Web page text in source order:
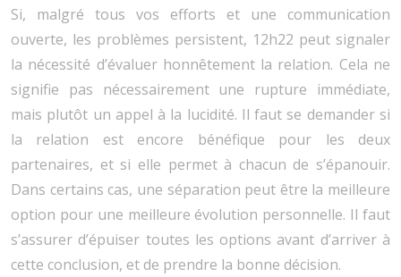
Si, malgré tous vos efforts et une communication
ouverte, les problèmes persistent, 12h22 peut signaler
la nécessité d’évaluer honnêtement la relation. Cela ne
signifie pas nécessairement une rupture immédiate,
mais plutôt un appel à la lucidité. Il faut se demander si
la relation est encore bénéfique pour les deux
partenaires, et si elle permet à chacun de s’épanouir.
Dans certains cas, une séparation peut être la meilleure
option pour une meilleure évolution personnelle. Il faut
s’assurer d’épuiser toutes les options avant d’arriver à
cette conclusion, et de prendre la bonne décision.